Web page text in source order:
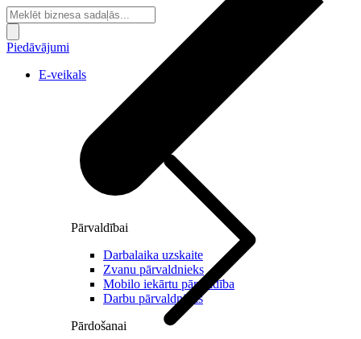
Pārvaldībai
Darbalaika uzskaite
Zvanu pārvaldnieks
Mobilo iekārtu pārvaldība
Darbu pārvaldnieks
Pārdošanai
Piedāvājumi
E-veikals